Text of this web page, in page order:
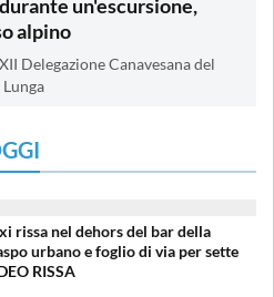
un'escursione,
alpino
Delegazione Canavesana del
rissa nel dehors del bar della
urbano e foglio di via per sette
RISSA